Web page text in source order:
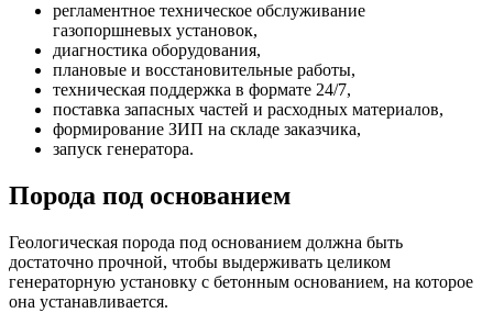
регламентное техническое обслуживание
газопоршневых установок,
диагностика оборудования,
плановые и восстановительные работы,
техническая поддержка в формате 24/7,
поставка запасных частей и расходных материалов,
формирование ЗИП на складе заказчика,
запуск генератора.
Порода под основанием
Геологическая порода под основанием должна быть
достаточно прочной, чтобы выдерживать целиком
генераторную установку с бетонным основанием, на которое
она устанавливается.